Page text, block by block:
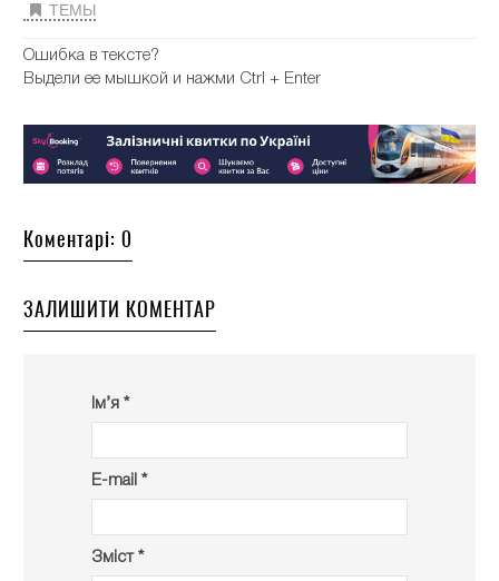
ТЕМЫ
Ошибка в тексте?
Выдели ее мышкой и нажми Ctrl + Enter
Коментарі: 0
ЗАЛИШИТИ КОМЕНТАР
Ім’я *
E-mail *
Зміст *